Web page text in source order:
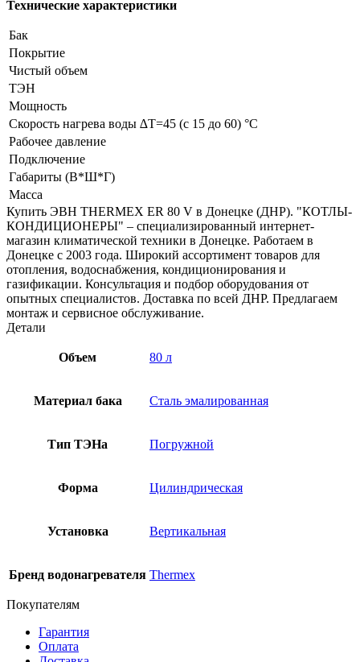
Технические характеристики
Бак
Покрытие
Чистый объем
ТЭН
Мощность
Скорость нагрева воды ∆Т=45 (с 15 до 60) °С
Рабочее давление
Подключение
Габариты (В*Ш*Г)
Масса
Купить ЭВН THERMEX ER 80 V в Донецке (ДНР). "КОТЛЫ-
КОНДИЦИОНЕРЫ" – специализированный интернет-
магазин климатической техники в Донецке. Работаем в
Донецке с 2003 года. Широкий ассортимент товаров для
отопления, водоснабжения, кондиционирования и
газификации. Консультация и подбор оборудования от
опытных специалистов. Доставка по всей ДНР. Предлагаем
монтаж и сервисное обслуживание.
Детали
Объем 80 л
Материал бака Сталь эмалированная
Тип ТЭНа Погружной
Форма Цилиндрическая
Установка Вертикальная
Бренд водонагревателя Thermex
Покупателям
Гарантия
Оплата